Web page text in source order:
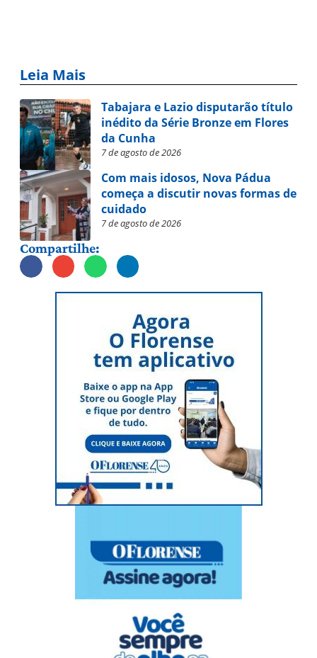
Leia Mais
Tabajara e Lazio disputarão título
inédito da Série Bronze em Flores
da Cunha
7 de agosto de 2026
Com mais idosos, Nova Pádua
começa a discutir novas formas de
cuidado
7 de agosto de 2026
Compartilhe: